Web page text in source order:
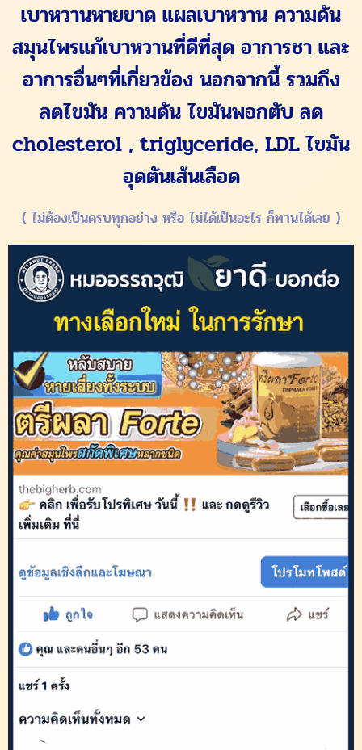
เบาหวานหายขาด แผลเบาหวาน ความดัน
สมุนไพรแก้เบาหวานที่ดีที่สุด อาการชา และ
อาการอื่นๆที่เกี่ยวข้อง นอกจากนี้ รวมถึง
ลดไขมัน ความดัน ไขมันพอกตับ ลด
cholesterol , triglyceride, LDL ไขมัน
อุดตันเส้นเลือด
( ไม่ต้องเป็นครบทุกอย่าง หรือ ไม่ได้เป็นอะไร ก็ทานได้เลย )